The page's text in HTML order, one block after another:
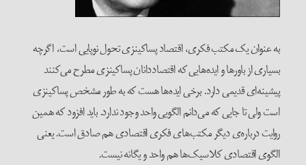
به عنوان یک مکتب فکری، اقتصاد پساکینزی تحول نوپایی است، اگرچه
بسیاری از باورها و ایده‌هایی که اقتصاددانان پساکینزی مطرح می‌کنند
پیشینه‌ای قدیمی دارد. برخی ایده‌ها هست که به طور مشخص پساکینزی
است ولی تا جایی که می‌دانم الگویی واحد وجود ندارد. باید افزود که همین
روایت درباره‌ی دیگر مکتب‌های فکری اقتصادی هم صادق است. یعنی
الگوی اقتصادی کلاسیک‌ها هم واحد و یگانه نیست.